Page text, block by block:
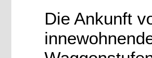
Die Ankunft